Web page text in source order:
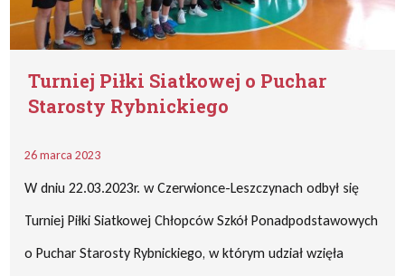
Turniej Piłki Siatkowej o Puchar
Starosty Rybnickiego
26 marca 2023
W dniu 22.03.2023r. w Czerwionce-Leszczynach odbył się
Turniej Piłki Siatkowej Chłopców Szkół Ponadpodstawowych
o Puchar Starosty Rybnickiego, w którym udział wzięła